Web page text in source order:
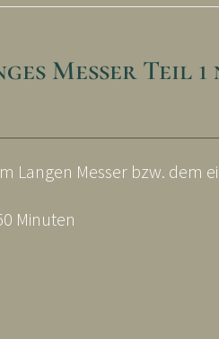
Messer Teil
Langen Messer bzw. dem
Minuten